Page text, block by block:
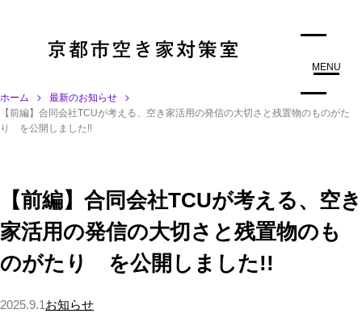
MENU
ホーム
最新のお知らせ
【前編】合同会社TCUが考える、空き家活用の発信の大切さと残置物のものがた
り を公開しました!!
【前編】合同会社TCUが考える、空き
家活用の発信の大切さと残置物のも
のがたり を公開しました!!
2025.9.1お知らせ